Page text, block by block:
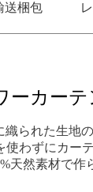
送梱包
ーカーテ
られた生
わずにカ
天然素材で作